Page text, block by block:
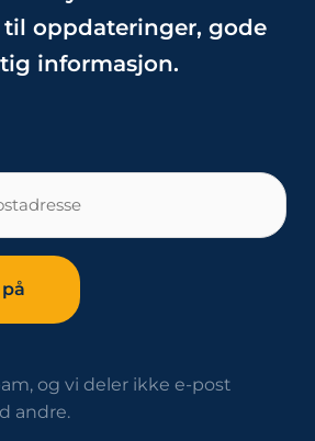
til oppdateringer, gode
informasjon.
og vi deler ikke e-post
andre.